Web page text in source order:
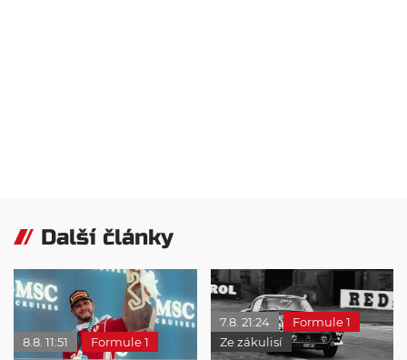
Další články
8.8. 11:51 Formule 1
7.8. 21:24
Formule 1
Ze zákulisí